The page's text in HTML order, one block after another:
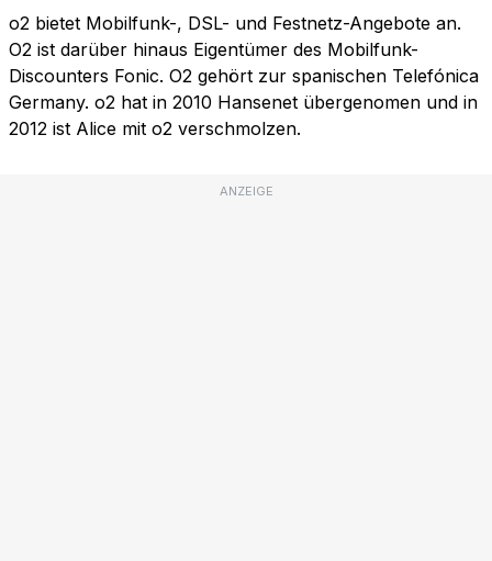
o2 bietet Mobilfunk-, DSL- und Festnetz-Angebote an.
O2 ist darüber hinaus Eigentümer des Mobilfunk-
Discounters Fonic. O2 gehört zur spanischen Telefónica
Germany. o2 hat in 2010 Hansenet übergenomen und in
2012 ist Alice mit o2 verschmolzen.
ANZEIGE